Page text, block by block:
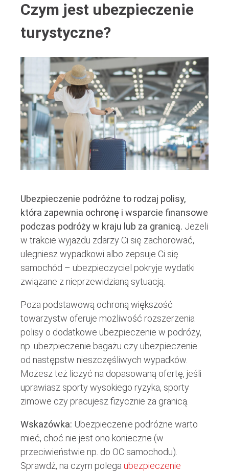
Czym jest ubezpieczenie
turystyczne?
Ubezpieczenie podróżne to rodzaj polisy,
która zapewnia ochronę i wsparcie finansowe
podczas podróży w kraju lub za granicą. Jeżeli
w trakcie wyjazdu zdarzy Ci się zachorować,
ulegniesz wypadkowi albo zepsuje Ci się
samochód – ubezpieczyciel pokryje wydatki
związane z nieprzewidzianą sytuacją.
Poza podstawową ochroną większość
towarzystw oferuje możliwość rozszerzenia
polisy o dodatkowe ubezpieczenie w podróży,
np. ubezpieczenie bagażu czy ubezpieczenie
od następstw nieszczęśliwych wypadków.
Możesz też liczyć na dopasowaną ofertę, jeśli
uprawiasz sporty wysokiego ryzyka, sporty
zimowe czy pracujesz fizycznie za granicą.
Wskazówka: Ubezpieczenie podróżne warto
mieć, choć nie jest ono konieczne (w
przeciwieństwie np. do OC samochodu).
Sprawdź, na czym polega ubezpieczenie